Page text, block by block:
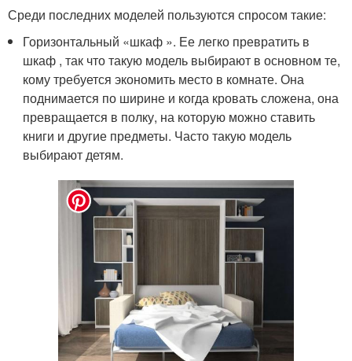
Среди последних моделей пользуются спросом такие:
Горизонтальный «шкаф ». Ее легко превратить в
шкаф , так что такую модель выбирают в основном те,
кому требуется экономить место в комнате. Она
поднимается по ширине и когда кровать сложена, она
превращается в полку, на которую можно ставить
книги и другие предметы. Часто такую модель
выбирают детям.